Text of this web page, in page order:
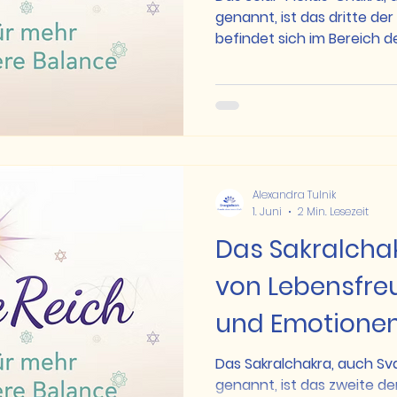
genannt, ist das dritte
befindet sich im Bereich
strahlendes Gelb und
für persönliche Kraft,
Wurzel-Chakra uns
Sakralchakra uns mit
Das
von
und
Das Sakralchakra, auch
genannt, ist das zweite
Alexandra Tulnik
1. Juni
2 Min. Lesezeit